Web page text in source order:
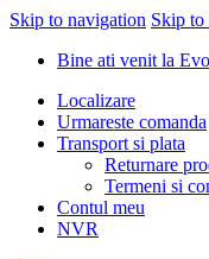
Skip to navigation Skip to
Bine ati venit la
Localizare
Urmareste comanda
Transport si plata
Returnare
Termeni si
Contul meu
NVR